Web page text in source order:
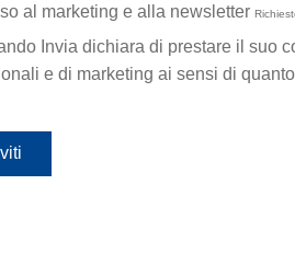
al marketing e alla newsletter
Invia dichiara di prestare il suo
e di marketing ai sensi di